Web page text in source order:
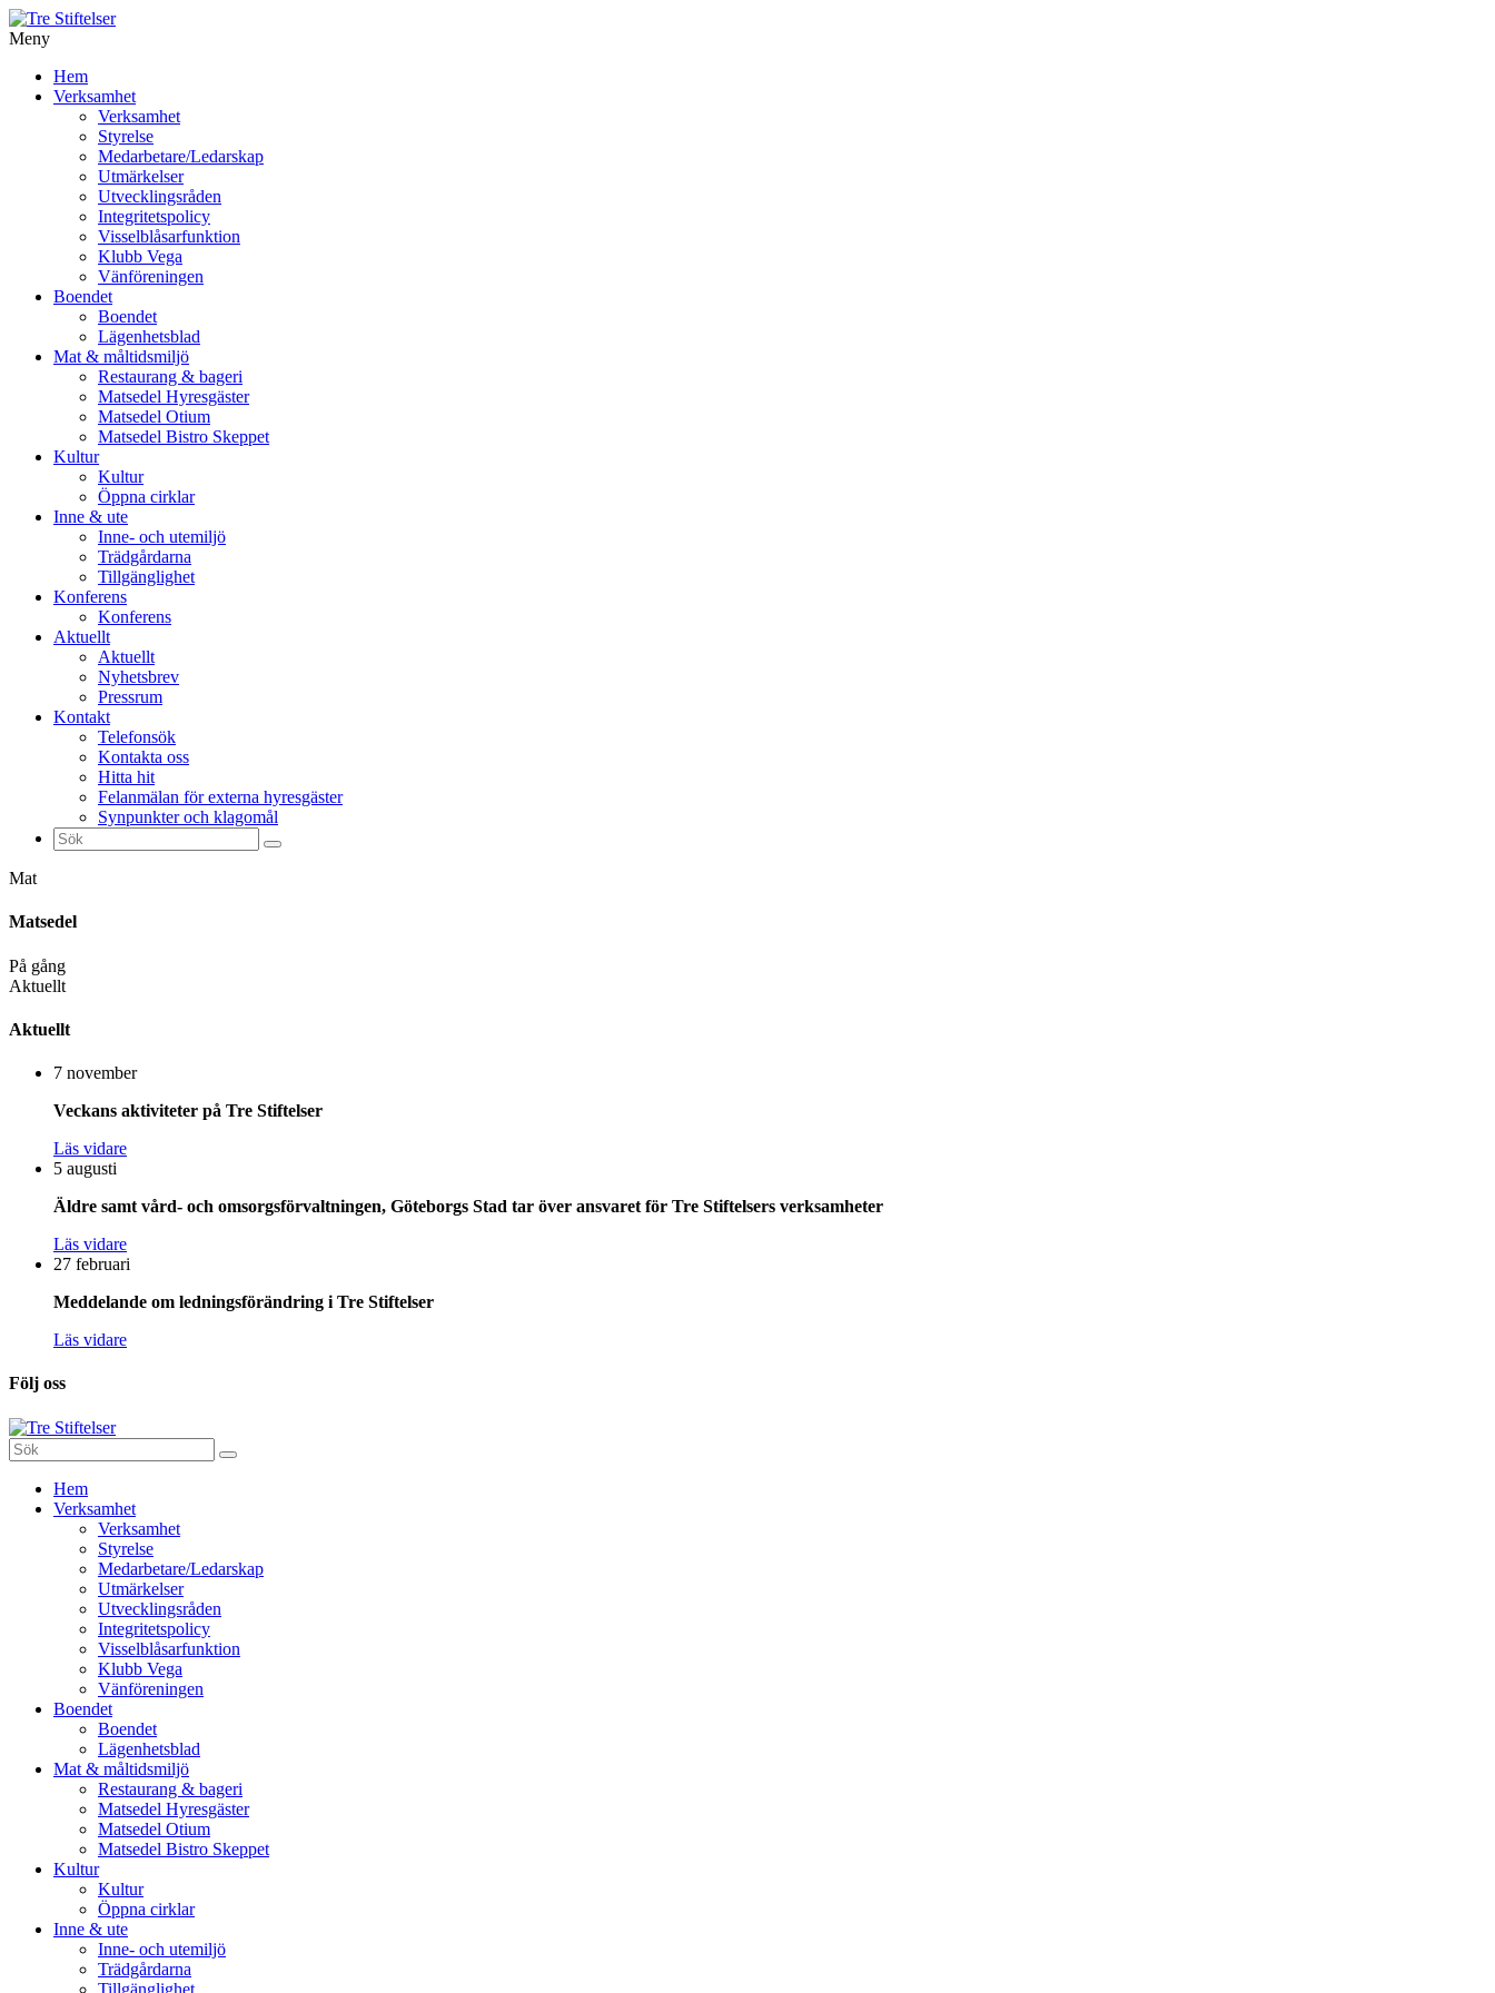
Meny
vidare
Hem
Verksamhet
Verksamhet
Styrelse
Medarbetare/Ledarskap
Utmärkelser
Utvecklingsråden
Integritetspolicy
Visselblåsarfunktion
Klubb Vega
Vänföreningen
Boendet
Boendet
Lägenhetsblad
Mat & måltidsmiljö
Restaurang & bageri
Matsedel Hyresgäster
Matsedel Otium
Matsedel Bistro Skeppet
Kultur
Kultur
Öppna cirklar
Inne & ute
Inne- och utemiljö
Trädgårdarna
Tillgänglighet
Konferens
Konferens
Aktuellt
Aktuellt
Nyhetsbrev
Pressrum
Kontakt
Telefonsök
Kontakta oss
Hitta hit
Felanmälan för externa hyresgäster
Synpunkter och klagomål
Sök
efter:
Mat
Matsedel
På gång
Aktuellt
Aktuellt
7 november
Veckans aktiviteter på Tre Stiftelser
Läs vidare
5 augusti
Äldre samt vård- och omsorgsförvaltningen, Göteborgs Stad tar över ansvaret för Tre Stiftelsers verksamheter
Läs vidare
27 februari
Meddelande om ledningsförändring i Tre Stiftelser
Läs vidare
Följ oss
Sök
efter:
vidare
Hem
Verksamhet
Verksamhet
Styrelse
Medarbetare/Ledarskap
Utmärkelser
Utvecklingsråden
Integritetspolicy
Visselblåsarfunktion
Klubb Vega
Vänföreningen
Boendet
Boendet
Lägenhetsblad
Mat & måltidsmiljö
Restaurang & bageri
Matsedel Hyresgäster
Matsedel Otium
Matsedel Bistro Skeppet
Kultur
Kultur
Öppna cirklar
Inne & ute
Inne- och utemiljö
Trädgårdarna
Tillgänglighet